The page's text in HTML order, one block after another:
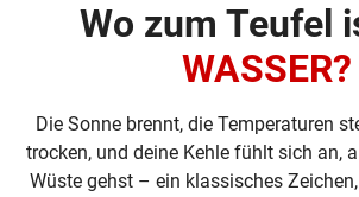
Wo zum Teufel
WASSER?
Die Sonne brennt, die Temperaturen
trocken, und deine Kehle fühlt sich an,
Wüste gehst – ein klassisches